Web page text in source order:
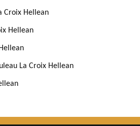
Croix Hellean
Hellean
La Croix Hellean